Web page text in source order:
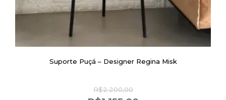
Suporte Puçá – Designer Regina Misk
R$2.200,00